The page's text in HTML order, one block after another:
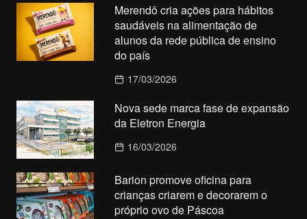
Merendô cria ações para hábitos
saudáveis na alimentação de
alunos da rede pública de ensino
do país
17/03/2026
Nova sede marca fase de expansão
da Eletron Energia
16/03/2026
Barion promove oficina para
crianças criarem e decorarem o
próprio ovo de Páscoa